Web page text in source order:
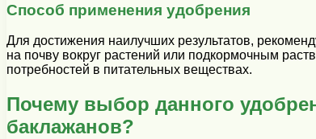
Способ применения удобрения
Для достижения наилучших результатов,
на почву вокруг растений или подкормочным
потребностей в питательных веществах.
Почему выбор данного
баклажанов?